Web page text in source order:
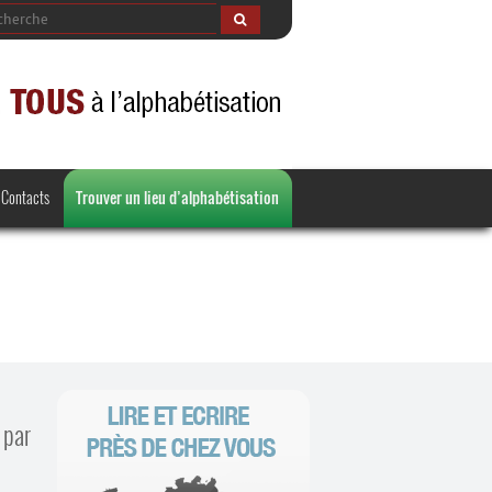
Contacts Trouver un lieu d’alphabétisation